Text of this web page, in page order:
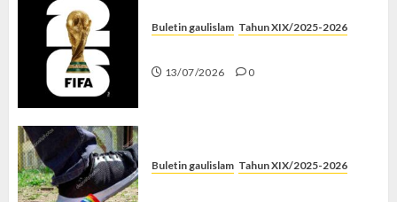
Buletin gaulislam Tahun XIX/2025-2026
13/07/2026 0
Buletin gaulislam Tahun XIX/2025-2026